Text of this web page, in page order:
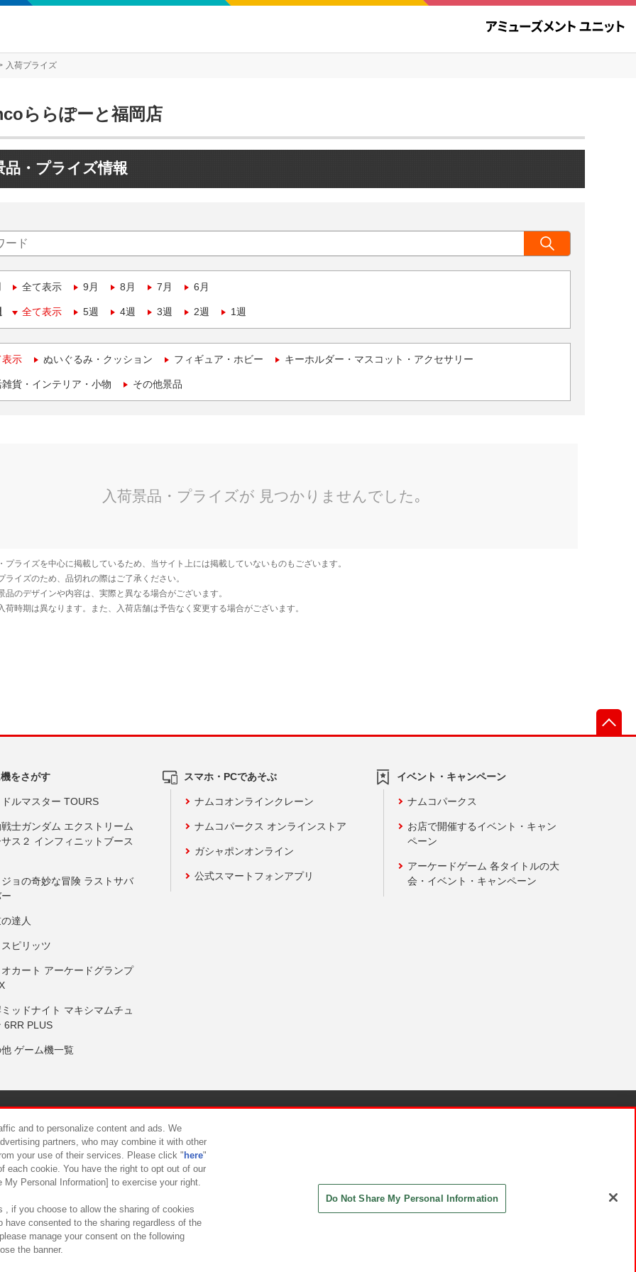
入荷プライズ
ららぽーと福岡店
品・プライズ情報
全て表示 9月 8月 7月 6月
全て表示 5週 4週 3週 2週 1週
表示 ぬいぐるみ・クッション フィギュア・ホビー キーホルダー・マスコット・アクセサリー
貨・インテリア・小物 その他景品
をさがす
ルマスター TOURS
士ガンダム エクストリーム
ス２ インフィニットブース
ョの奇妙な冒険 ラストサバ
達人
ピリッツ
カート アーケードグランプ
ッドナイト マキシマムチュ
6RR PLUS
ゲーム機一覧
スマホ・PCであそぶ
ナムコオンラインクレーン
ナムコパークス オンラインストア
ガシャポンオンライン
公式スマートフォンアプリ
イベント・キャンペーン
ナムコパークス
お店で開催するイベント・キャン
ペーン
アーケードゲーム 各タイトルの大
会・イベント・キャンペーン
について カスタマーハラスメント対応方針
and to personalize content and ads. We
partners, who may combine it with other
your use of their services. Please click " here"
each cookie. You have the right to opt out of our
Personal Information] to exercise your right.
, if you choose to allow the sharing of cookies
have consented to the sharing regardless of the
manage your consent on the following
the banner.
Do Not Share My Personal Information